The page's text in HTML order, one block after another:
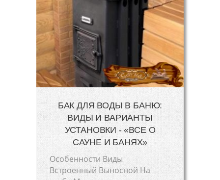
БАК ДЛЯ ВОДЫ В БАНЮ:
ВИДЫ И ВАРИАНТЫ
УСТАНОВКИ - «ВСЕ О
САУНЕ И БАНЯХ»
Особенности Виды
Встроенный Выносной На